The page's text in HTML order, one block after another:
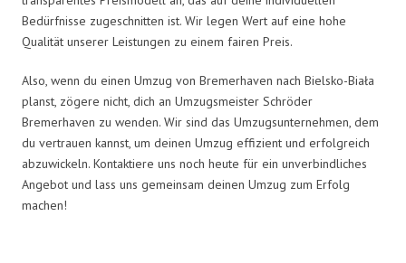
Bedürfnisse zugeschnitten ist. Wir legen Wert auf eine hohe
Qualität unserer Leistungen zu einem fairen Preis.
Also, wenn du einen Umzug von Bremerhaven nach Bielsko-Biała
planst, zögere nicht, dich an Umzugsmeister Schröder
Bremerhaven zu wenden. Wir sind das Umzugsunternehmen, dem
du vertrauen kannst, um deinen Umzug effizient und erfolgreich
abzuwickeln. Kontaktiere uns noch heute für ein unverbindliches
Angebot und lass uns gemeinsam deinen Umzug zum Erfolg
machen!